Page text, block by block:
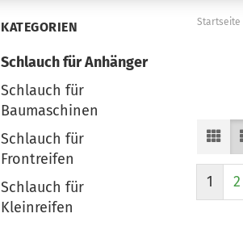
Startseite
1 2
KATEGORIEN
Schlauch für Anhänger
Schlauch für
Baumaschinen
Schlauch für
Frontreifen
Schlauch für
Kleinreifen